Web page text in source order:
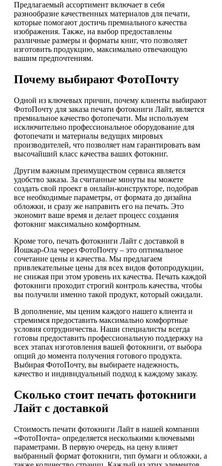
Предлагаемый ассортимент включает в себя
разнообразие качественных материалов для печати,
которые помогают достичь премиального качества
изображения. Также, на выбор предоставлены
различные размеры и форматы книг, что позволяет
изготовить продукцию, максимально отвечающую
вашим предпочтениям.
Почему выбирают ФотоПочту
Одной из ключевых причин, почему клиенты выбирают
ФотоПочту для заказа печати фотокниги Лайт, является
премиальное качество фотопечати. Мы используем
исключительно профессиональное оборудование для
фотопечати и материалы ведущих мировых
производителей, что позволяет нам гарантировать вам
высочайший класс качества ваших фотокниг.
Другим важным преимуществом сервиса является
удобство заказа. За считанные минуты вы можете
создать свой проект в онлайн-конструкторе, подобрав
все необходимые параметры, от формата до дизайна
обложки, и сразу же направить его на печать. Это
экономит ваше время и делает процесс создания
фотокниг максимально комфортным.
Кроме того, печать фотокниги Лайт с доставкой в
Йошкар-Ола через ФотоПочту – это оптимальное
сочетание цены и качества. Мы предлагаем
привлекательные цены для всех видов фотопродукции,
не снижая при этом уровень их качества. Печать каждой
фотокниги проходит строгий контроль качества, чтобы
вы получили именно такой продукт, который ожидали.
В дополнение, мы ценим каждого нашего клиента и
стремимся предоставить максимально комфортные
условия сотрудничества. Наши специалисты всегда
готовы предоставить профессиональную поддержку на
всех этапах изготовления вашей фотокниги, от выбора
опций до момента получения готового продукта.
Выбирая ФотоПочту, вы выбираете надежность,
качество и индивидуальный подход к каждому заказу.
Сколько стоит печать фотокниги
Лайт с доставкой
Стоимость печати фотокниги Лайт в нашей компании
«ФотоПочта» определяется несколькими ключевыми
параметрами. В первую очередь, на цену влияет
выбранный формат фотокниги, тип бумаги и обложки, а